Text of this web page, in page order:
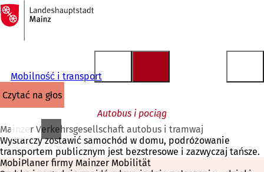
Przejdź do treści
Do
strony
głównej
Mobilność i transport
czytać na głos
Autobus i pociąg
Mainzer Verkehrsgesellschaft autobus i tramwaj
Wystarczy zostawić samochód w domu, podróżowanie
transportem publicznym jest bezstresowe i zazwyczaj tańsze.
MobiPlaner firmy Mainzer Mobilität